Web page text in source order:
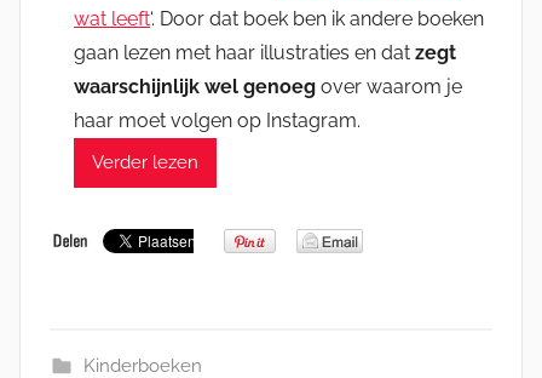
wat leeft‘. Door dat boek ben ik andere boeken
gaan lezen met haar illustraties en dat zegt
waarschijnlijk wel genoeg over waarom je
haar moet volgen op Instagram.
Verder lezen
Kinderboeken